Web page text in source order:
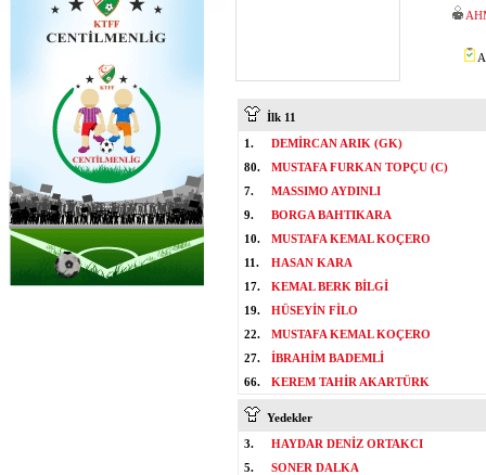
İlk 11
1.
DEMİRCAN ARIK (GK)
80.
MUSTAFA FURKAN TOPÇU (C)
7.
MASSIMO AYDINLI
9.
BORGA BAHTIKARA
10.
MUSTAFA KEMAL KOÇERO
11.
HASAN KARA
17.
KEMAL BERK BİLGİ
19.
HÜSEYİN FİLO
22.
MUSTAFA KEMAL KOÇERO
27.
İBRAHİM BADEMLİ
66.
KEREM TAHİR AKARTÜRK
Yedekler
3.
HAYDAR DENİZ ORTAKCI
5.
SONER DALKA